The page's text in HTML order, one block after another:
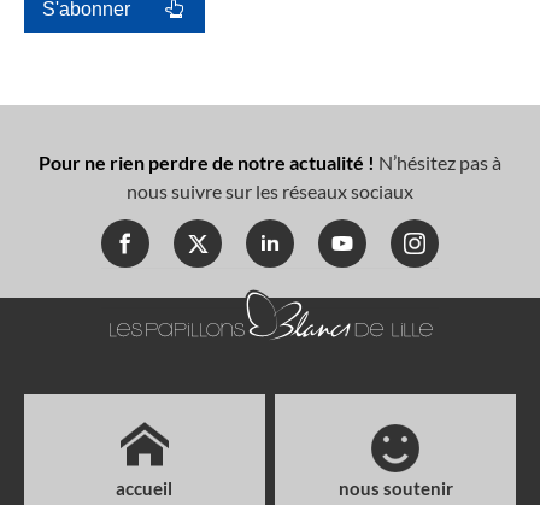
Pour ne rien perdre de notre actualité ! N’hésitez pas à
nous suivre sur les réseaux sociaux
accueil nous soutenir